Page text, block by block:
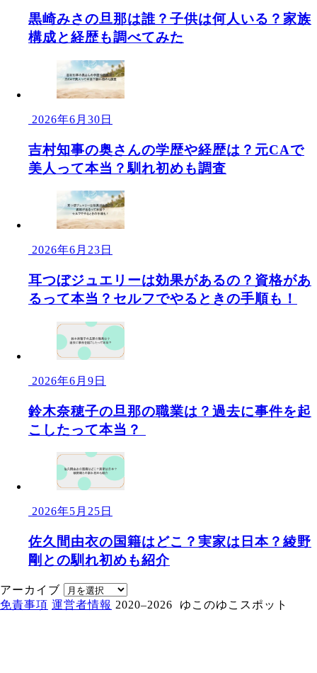
黒崎みさの旦那は誰？子供は何人いる？家族
構成と経歴も調べてみた
2026年6月30日
吉村知事の奥さんの学歴や経歴は？元CAで
美人って本当？馴れ初めも調査
2026年6月23日
耳つぼジュエリーは効果があるの？資格があ
るって本当？セルフでやるときの手順も！
2026年6月9日
鈴木奈穂子の旦那の職業は？過去に事件を起
こしたって本当？
2026年5月25日
佐久間由衣の国籍はどこ？実家は日本？綾野
剛との馴れ初めも紹介
アーカイブ
免責事項 運営者情報 2020–2026 ゆこのゆこスポット